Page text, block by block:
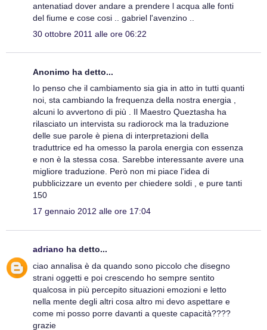
antenatiad dover andare a prendere l acqua alle fonti
del fiume e cose cosi .. gabriel l'avenzino ..
30 ottobre 2011 alle ore 06:22
Anonimo ha detto...
Io penso che il cambiamento sia gia in atto in tutti quanti
noi, sta cambiando la frequenza della nostra energia ,
alcuni lo avvertono di più . Il Maestro Queztasha ha
rilasciato un intervista su radiorock ma la traduzione
delle sue parole è piena di interpretazioni della
traduttrice ed ha omesso la parola energia con essenza
e non è la stessa cosa. Sarebbe interessante avere una
migliore traduzione. Però non mi piace l'idea di
pubblicizzare un evento per chiedere soldi , e pure tanti
150
17 gennaio 2012 alle ore 17:04
adriano ha detto...
ciao annalisa è da quando sono piccolo che disegno
strani oggetti e poi crescendo ho sempre sentito
qualcosa in più percepito situazioni emozioni e letto
nella mente degli altri cosa altro mi devo aspettare e
come mi posso porre davanti a queste capacità????
grazie